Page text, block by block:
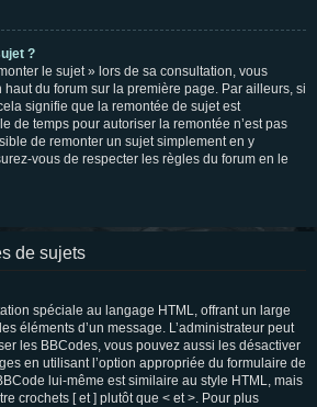
?
le sujet » lors de sa consultation, vous
du forum sur la première page. Par ailleurs, si
signifie que la remontée de sujet est
de temps pour autoriser la remontée n’est pas
de remonter un sujet simplement en y
vous de respecter les règles du forum en le
de sujets
spéciale au langage HTML, offrant un large
éléments d’un message. L’administrateur peut
les BBCodes, vous pouvez aussi les désactiver
en utilisant l’option appropriée du formulaire de
lui-même est similaire au style HTML, mais
crochets [ et ] plutôt que < et >. Pour plus